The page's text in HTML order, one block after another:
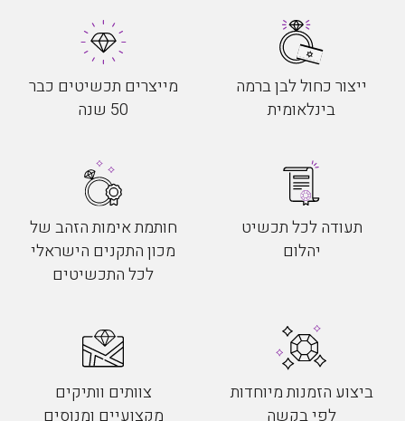
ייצור כחול לבן ברמה
בינלאומית
מייצרים תכשיטים כבר
50 שנה
תעודה לכל תכשיט
יהלום
חותמת אימות הזהב של
מכון התקנים הישראלי
לכל התכשיטים
ביצוע הזמנות מיוחדות
לפי בקשה
צוותים וותיקים
מקצועיים ומנוסים